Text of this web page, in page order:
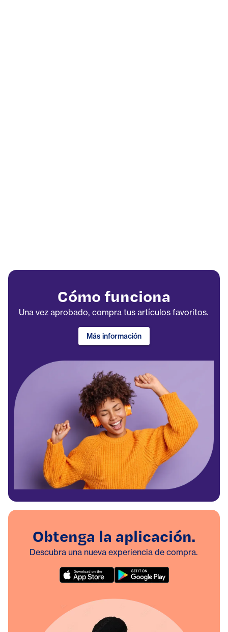
Cómo funciona
Una vez aprobado, compra tus artículos favoritos.
Más información
Obtenga la aplicación.
Descubra una nueva experiencia de compra.